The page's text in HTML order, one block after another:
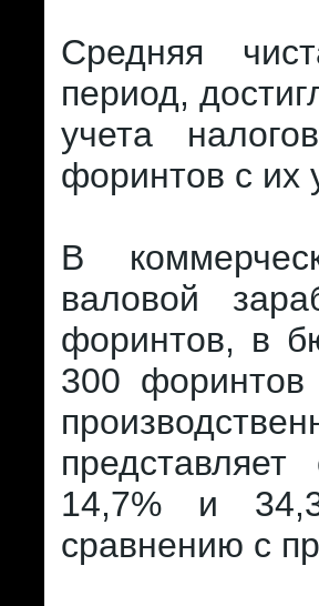
Средняя
период,
учета
форинтов с их
В
валовой
форинтов, в
300
14,7% и
сравнению с